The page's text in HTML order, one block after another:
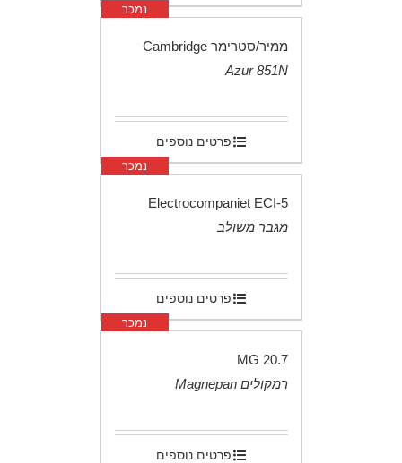
נמכר
ממיר/סטרימר Cambridge
Azur 851N
פרטים נוספים
נמכר
Electrocompaniet ECI-5
מגבר משולב
פרטים נוספים
נמכר
20.7 MG
רמקולים Magnepan
פרטים נוספים